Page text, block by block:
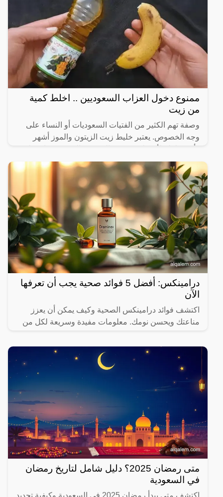
ممنوع دخول العزاب السعوديين .. اخلط كمية
من زيت
وصفة تهم الكثير من الفتيات السعوديات أو النساء على
وجه الخصوص. يعتبر خليط زيت الزيتون والموز أشهر
عناصر
درامينكس: أفضل 5 فوائد صحية يجب أن تعرفها
الآن
اكتشف فوائد درامينكس الصحية وكيف يمكن أن يعزز
مناعتك ويحسن نومك. معلومات مفيدة وسريعة لكل من
متى رمضان 2025؟ دليل شامل لتاريخ رمضان
في السعودية